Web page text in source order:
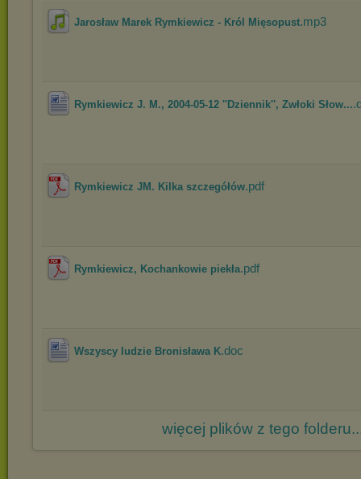
Jarosław Marek Rymkiewicz - Król Mięsopust.mp3
Rymkiewicz J. M., 2004-05-12 ''Dziennik'', Zwłoki Słow...
Rymkiewicz JM. Kilka szczegółów.pdf
Rymkiewicz, Kochankowie piekła.pdf
Wszyscy ludzie Bronisława K.doc
więcej plików z tego